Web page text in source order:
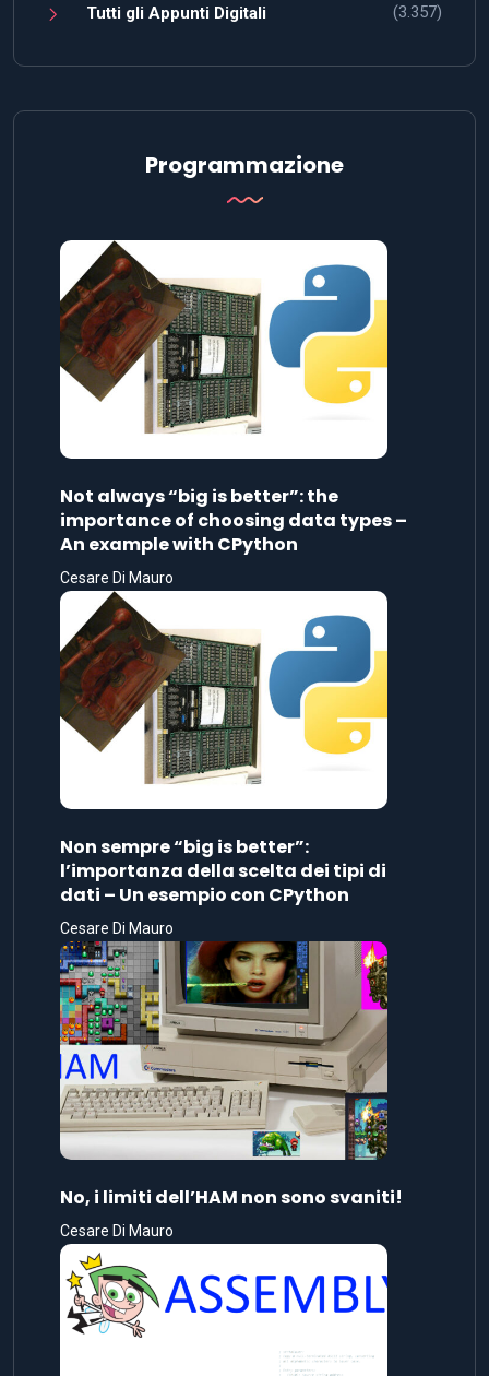
Tutti gli Appunti Digitali (3.357)
Programmazione
Not always “big is better”: the
importance of choosing data types –
An example with CPython
Cesare Di Mauro
Non sempre “big is better”:
l’importanza della scelta dei tipi di
dati – Un esempio con CPython
Cesare Di Mauro
No, i limiti dell’HAM non sono svaniti!
Cesare Di Mauro